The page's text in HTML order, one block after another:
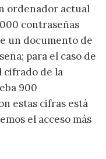
ordenador actual
contraseñas
un documento de
para el caso de
cifrado de la
900
estas cifras está
el acceso más